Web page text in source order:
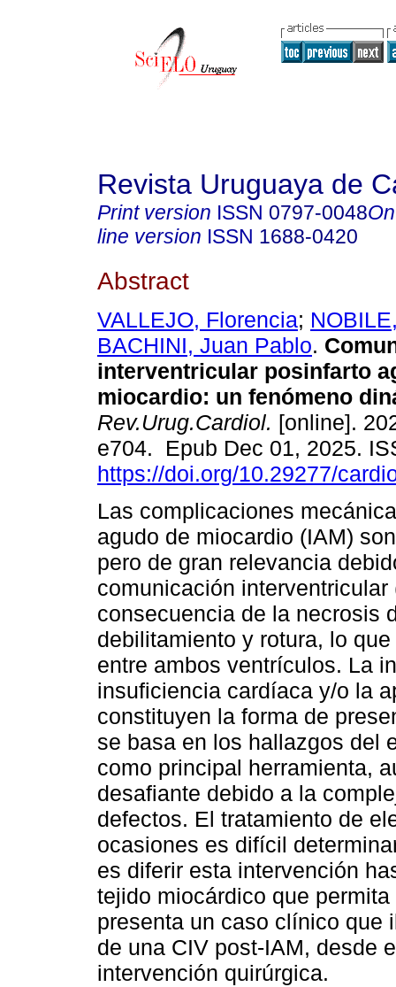
Revista Uruguaya de
Print version ISSN 0797-0048
line version ISSN 1688-0420
Abstract
VALLEJO, Florencia;
BACHINI, Juan Pablo.
interventricular posinfarto
miocardio: un fenómeno
Rev.Urug.Cardiol. [online].
e704. Epub Dec 01, 2025.
https://doi.org/10.29277/
Las complicaciones
agudo de miocardio (IAM)
pero de gran relevancia
comunicación
consecuencia de la necrosis
debilitamiento y rotura, lo
entre ambos ventrículos. La
insuficiencia cardíaca y/o la
constituyen la forma de
se basa en los hallazgos del
como principal herramienta,
desafiante debido a la
defectos. El tratamiento de
ocasiones es difícil
es diferir esta intervención
tejido miocárdico que
presenta un caso clínico que
de una CIV post-IAM, desde
intervención quirúrgica.